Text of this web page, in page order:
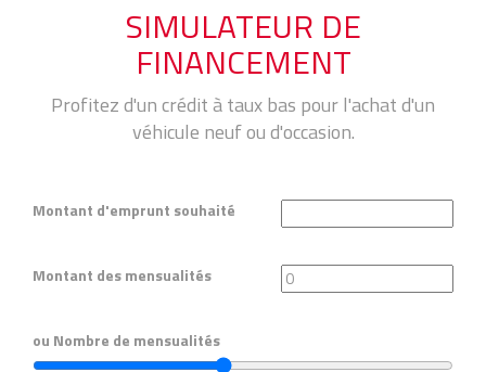
SIMULATEUR DE
FINANCEMENT
Profitez d'un crédit à taux bas pour l'achat d'un
véhicule neuf ou d'occasion.
Montant d'emprunt souhaité
Montant des mensualités
ou Nombre de mensualités